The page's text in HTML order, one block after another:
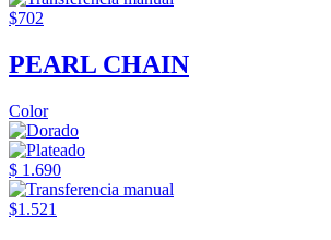
$702
PEARL CHAIN
Color
$ 1.690
$1.521